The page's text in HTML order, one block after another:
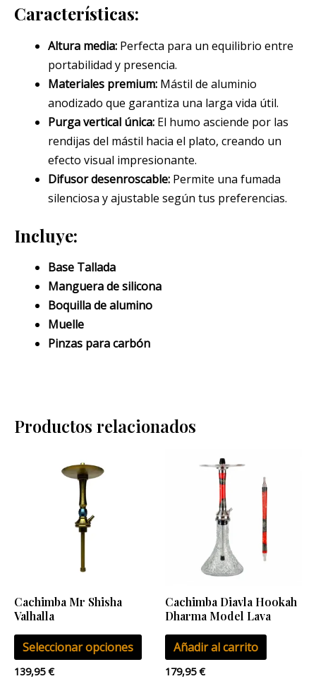
Características:
Altura media: Perfecta para un equilibrio entre
portabilidad y presencia.
Materiales premium: Mástil de aluminio
anodizado que garantiza una larga vida útil.
Purga vertical única: El humo asciende por las
rendijas del mástil hacia el plato, creando un
efecto visual impresionante.
Difusor desenroscable: Permite una fumada
silenciosa y ajustable según tus preferencias.
Incluye:
Base Tallada
Manguera de silicona
Boquilla de alumino
Muelle
Pinzas para carbón
Productos relacionados
Cachimba Mr Shisha
Valhalla
Seleccionar opciones
pueden
139,95€
Cachimba Diavla Hookah
Dharma Model Lava
Añadir al carrito
179,95€